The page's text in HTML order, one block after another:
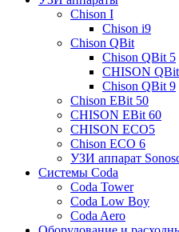
Chison I
Chison i9
Chison QBit
Chison QBit 5
CHISON
Chison QBit 9
Chison EBit 50
CHISON EBit 60
CHISON ECO5
Chison ECO 6
УЗИ аппарат
Системы Coda
Coda Tower
Coda Low Boy
Coda Aero